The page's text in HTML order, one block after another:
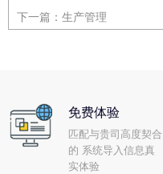
下一篇： 生产管理
免费体验
匹配与贵司高度契合
的 系统导入信息真
实体验